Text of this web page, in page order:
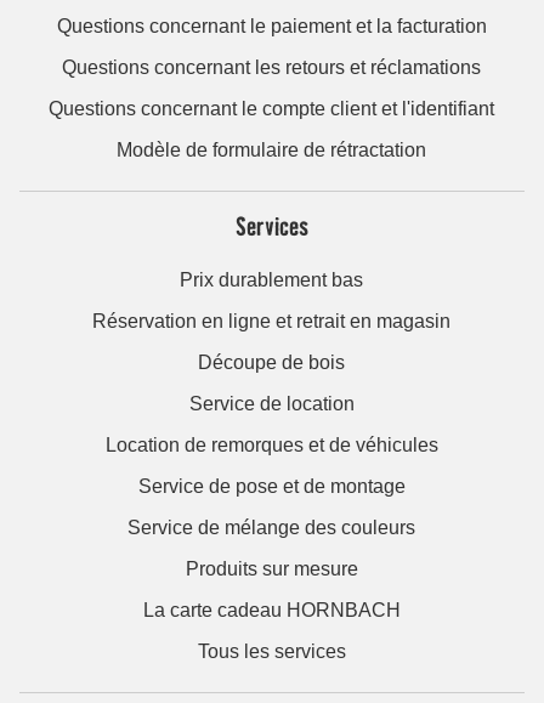
Questions concernant le paiement et la facturation
Questions concernant les retours et réclamations
Questions concernant le compte client et l'identifiant
Modèle de formulaire de rétractation
Services
Prix durablement bas
Réservation en ligne et retrait en magasin
Découpe de bois
Service de location
Location de remorques et de véhicules
Service de pose et de montage
Service de mélange des couleurs
Produits sur mesure
La carte cadeau HORNBACH
Tous les services